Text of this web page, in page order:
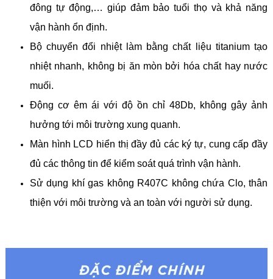
đông tự động,… giúp đảm bảo tuổi thọ và khả năng
vận hành ổn định.
Bộ chuyển đổi nhiệt làm bằng chất liệu titanium tạo
nhiệt nhanh, không bị ăn mòn bởi hóa chất hay nước
muối.
Động cơ êm ái với độ ồn chỉ 48Db, không gây ảnh
hưởng tới môi trường xung quanh.
Màn hình LCD hiển thị đầy đủ các ký tự, cung cấp đầy
đủ các thông tin để kiểm soát quá trình vận hành.
Sử dụng khí gas không R407C không chứa Clo, thân
thiện với môi trường và an toàn với người sử dụng.